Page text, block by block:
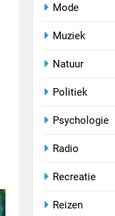
Mode
Muziek
Natuur
Politiek
Psychologie
Radio
Recreatie
Reizen